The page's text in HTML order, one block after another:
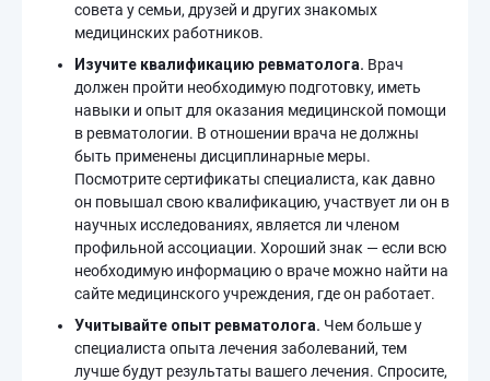
совета у семьи, друзей и других знакомых
медицинских работников.
Изучите квалификацию ревматолога. Врач
должен пройти необходимую подготовку, иметь
навыки и опыт для оказания медицинской помощи
в ревматологии. В отношении врача не должны
быть применены дисциплинарные меры.
Посмотрите сертификаты специалиста, как давно
он повышал свою квалификацию, участвует ли он в
научных исследованиях, является ли членом
профильной ассоциации. Хороший знак — если всю
необходимую информацию о враче можно найти на
сайте медицинского учреждения, где он работает.
Учитывайте опыт ревматолога. Чем больше у
специалиста опыта лечения заболеваний, тем
лучше будут результаты вашего лечения. Спросите,